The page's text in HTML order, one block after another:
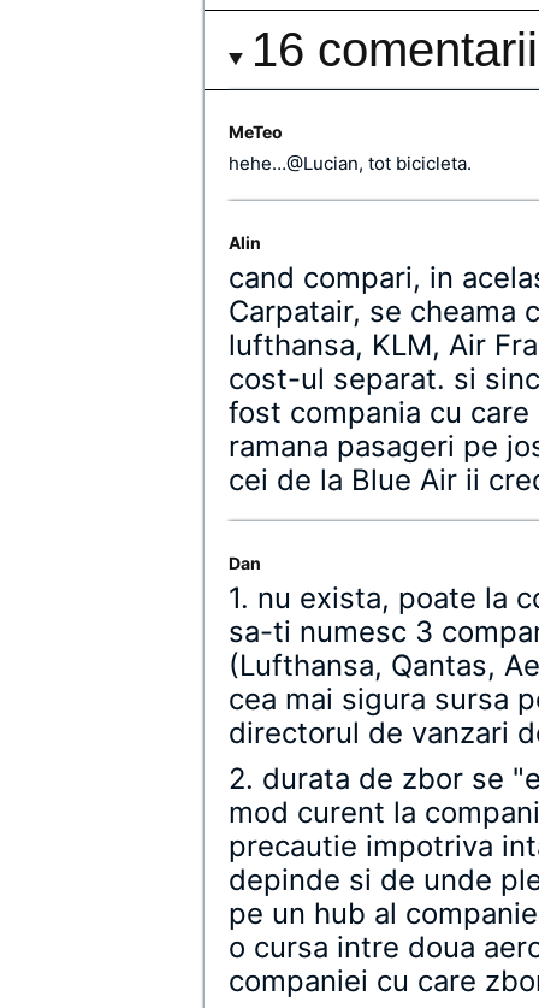
16 comentarii
MeTeo
hehe…@Lucian, tot bicicleta.
Alin
cand compari, in
Carpatair, se cheama
lufthansa, KLM, Air
cost-ul separat. si
fost compania cu
ramana pasageri pe
cei de la Blue Air ii
Dan
1. nu exista, poate la
sa-ti numesc 3
(Lufthansa, Qantas,
cea mai sigura sursa
directorul de vanzari
2. durata de zbor se
mod curent la
precautie impotriva
depinde si de unde
pe un hub al
o cursa intre doua
companiei cu care